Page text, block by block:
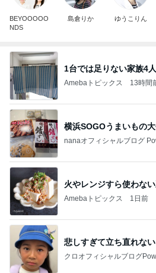
BEYOOOOO
NDS
島倉りか ゆうこりん
1台では足りない家族4
Amebaトピックス 13時間
横浜SOGOうまいもの
nanaオフィシャルブログ
火やレンジすら使わな
Amebaトピックス 1日前
悲しすぎて立ち直れない
クロオフィシャルブログ